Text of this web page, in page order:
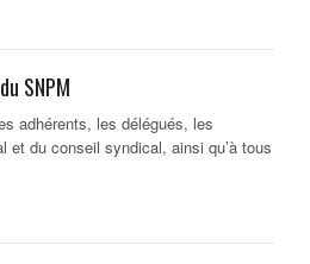
SNPM
adhérents, les délégués, les
et du conseil syndical, ainsi qu’à tous